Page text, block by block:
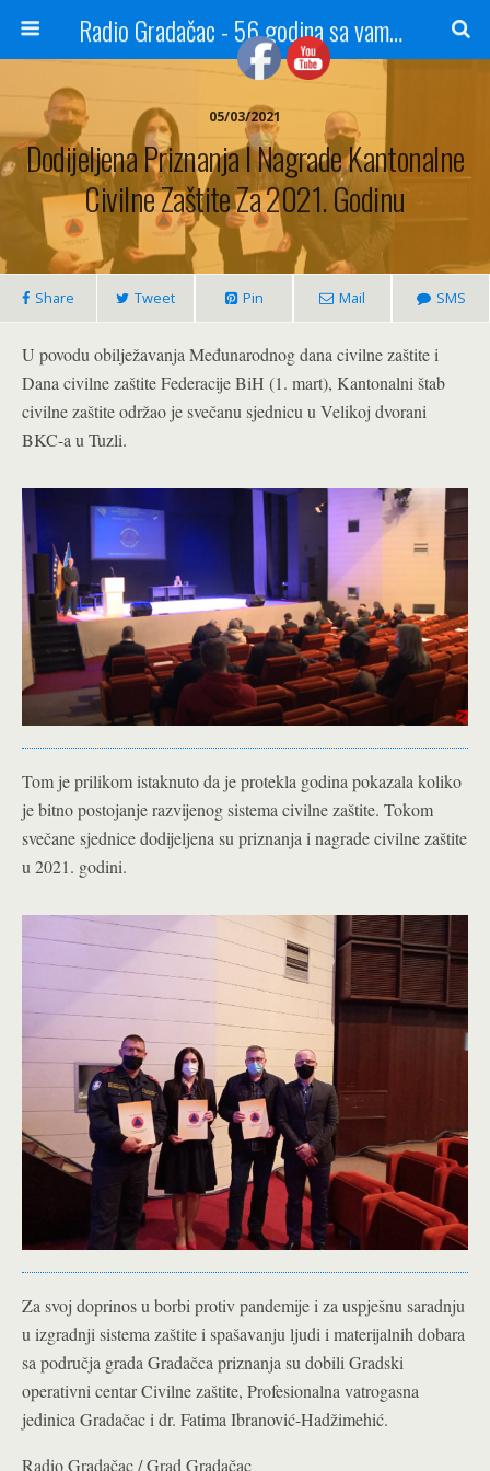
Radio Gradačac - 56 godina sa vama...
05/03/2021
Dodijeljena Priznanja I Nagrade Kantonalne
Civilne Zaštite Za 2021. Godinu
Share Tweet Pin Mail SMS
U povodu obilježavanja Međunarodnog dana civilne zaštite i
Dana civilne zaštite Federacije BiH (1. mart), Kantonalni štab
civilne zaštite održao je svečanu sjednicu u Velikoj dvorani
BKC-a u Tuzli.
Tom je prilikom istaknuto da je protekla godina pokazala koliko
je bitno postojanje razvijenog sistema civilne zaštite. Tokom
svečane sjednice dodijeljena su priznanja i nagrade civilne zaštite
u 2021. godini.
Za svoj doprinos u borbi protiv pandemije i za uspješnu saradnju
u izgradnji sistema zaštite i spašavanju ljudi i materijalnih dobara
sa područja grada Gradačca priznanja su dobili Gradski
operativni centar Civilne zaštite, Profesionalna vatrogasna
jedinica Gradačac i dr. Fatima Ibranović-Hadžimehić.
Radio Gradačac / Grad Gradačac